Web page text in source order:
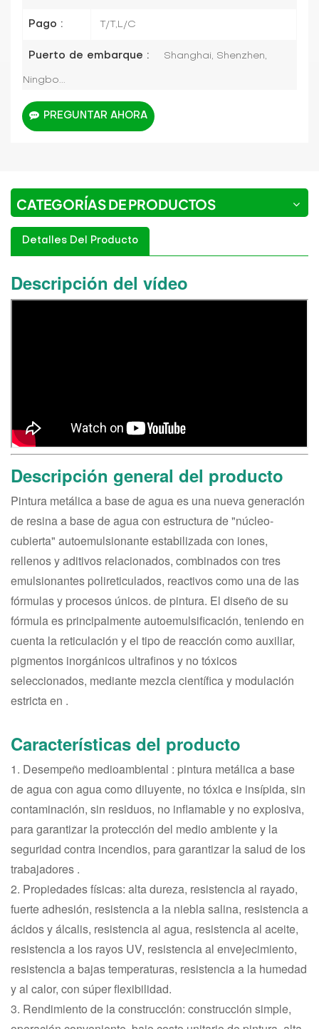
Pago : T/T,L/C
Puerto de embarque : Shanghai, Shenzhen,
Ningbo...
PREGUNTAR AHORA
CATEGORÍAS DE PRODUCTOS
Detalles Del Producto
Descripción del vídeo
Descripción general del producto
Pintura metálica a base de agua es una nueva generación
de resina a base de agua con estructura de "núcleo-
cubierta" autoemulsionante estabilizada con iones,
rellenos y aditivos relacionados, combinados con tres
emulsionantes polireticulados, reactivos como una de las
fórmulas y procesos únicos. de pintura. El diseño de su
fórmula es principalmente autoemulsificación, teniendo en
cuenta la reticulación y el tipo de reacción como auxiliar,
pigmentos inorgánicos ultrafinos y no tóxicos
seleccionados, mediante mezcla científica y modulación
estricta en .
Características del producto
1. Desempeño medioambiental : pintura metálica a base
de agua con agua como diluyente, no tóxica e insípida, sin
contaminación, sin residuos, no inflamable y no explosiva,
para garantizar la protección del medio ambiente y la
seguridad contra incendios, para garantizar la salud de los
trabajadores .
2. Propiedades físicas: alta dureza, resistencia al rayado,
fuerte adhesión, resistencia a la niebla salina, resistencia a
ácidos y álcalis, resistencia al agua, resistencia al aceite,
resistencia a los rayos UV, resistencia al envejecimiento,
resistencia a bajas temperaturas, resistencia a la humedad
y al calor, con súper flexibilidad.
3. Rendimiento de la construcción: construcción simple,